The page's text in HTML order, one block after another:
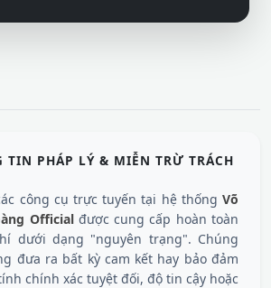
TIN PHÁP LÝ & MIỄN TRỪ TRÁCH
công cụ trực tuyến tại hệ thống Võ
Officialđược cung cấp hoàn toàn
dưới dạng "nguyên trạng". Chúng
đưa ra bất kỳ cam kết hay bảo đảm
chính xác tuyệt đối, độ tin cậy hoặc